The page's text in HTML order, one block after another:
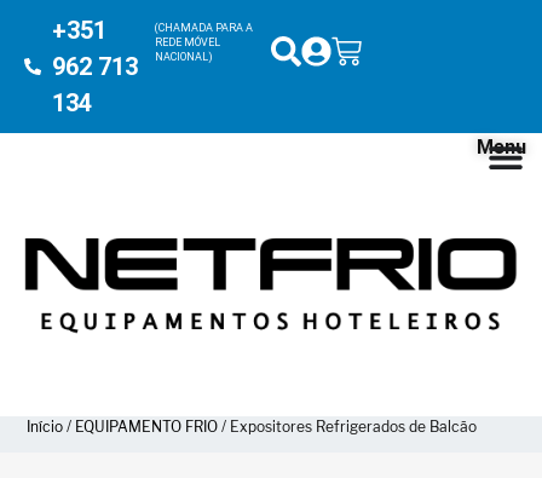
+351
962 713
134
(CHAMADA PARA A
REDE MÓVEL
NACIONAL)
Menu
Início / EQUIPAMENTO FRIO / Expositores Refrigerados de Balcão